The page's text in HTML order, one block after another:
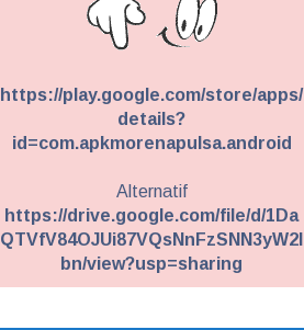
https://play.google.com/store/apps/
details?
id=com.apkmorenapulsa.android
Alternatif
https://drive.google.com/file/d/1Da
QTVfV84OJUi87VQsNnFzSNN3yW2I
bn/view?usp=sharing